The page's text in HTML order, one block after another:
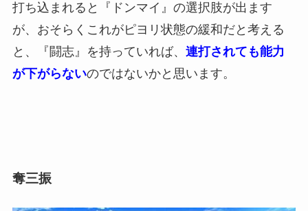
打ち込まれると『ドンマイ』の選択肢が出ます
が、おそらくこれがピヨリ状態の緩和だと考える
と、『闘志』を持っていれば、 連打されても能力
が下がらないのではないかと思います。
奪三振